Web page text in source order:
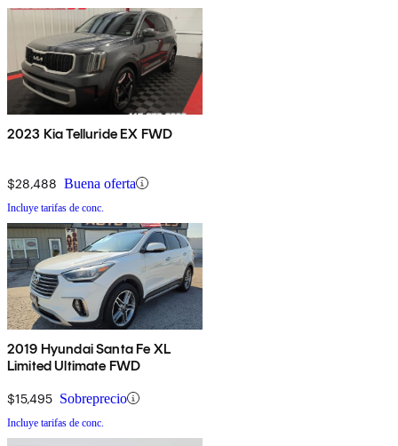
2023 Kia Telluride EX FWD
$28,488 Buena oferta
Incluye tarifas de conc.
2019 Hyundai Santa Fe XL
Limited Ultimate FWD
$15,495 Sobreprecio
Incluye tarifas de conc.